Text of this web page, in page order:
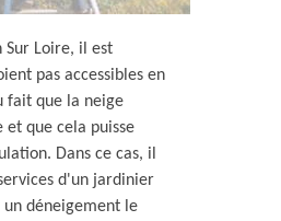
Sur Loire, il est
pas accessibles en
fait que la neige
et que cela puisse
Dans ce cas, il
d'un jardinier
déneigement le